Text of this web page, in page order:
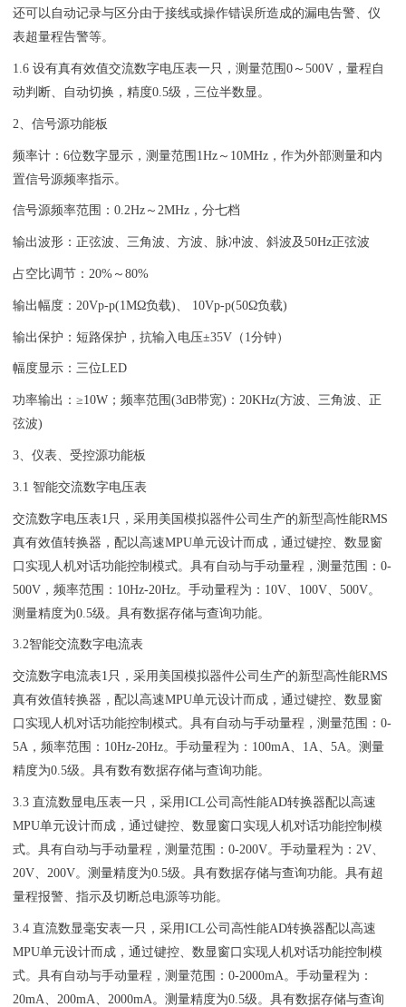
还可以自动记录与区分由于接线或操作错误所造成的漏电告警、仪
表超量程告警等。
1.6 设有真有效值交流数字电压表一只，测量范围0～500V，量程自
动判断、自动切换，精度0.5级，三位半数显。
2、信号源功能板
频率计：6位数字显示，测量范围1Hz～10MHz，作为外部测量和内
置信号源频率指示。
信号源频率范围：0.2Hz～2MHz，分七档
输出波形：正弦波、三角波、方波、脉冲波、斜波及50Hz正弦波
占空比调节：20%～80%
输出幅度：20Vp-p(1MΩ负载)、 10Vp-p(50Ω负载)
输出保护：短路保护，抗输入电压±35V（1分钟）
幅度显示：三位LED
功率输出：≥10W；频率范围(3dB带宽)：20KHz(方波、三角波、正
弦波)
3、仪表、受控源功能板
3.1 智能交流数字电压表
交流数字电压表1只，采用美国模拟器件公司生产的新型高性能RMS
真有效值转换器，配以高速MPU单元设计而成，通过键控、数显窗
口实现人机对话功能控制模式。具有自动与手动量程，测量范围：0-
500V，频率范围：10Hz-20Hz。手动量程为：10V、100V、500V。
测量精度为0.5级。具有数据存储与查询功能。
3.2智能交流数字电流表
交流数字电流表1只，采用美国模拟器件公司生产的新型高性能RMS
真有效值转换器，配以高速MPU单元设计而成，通过键控、数显窗
口实现人机对话功能控制模式。具有自动与手动量程，测量范围：0-
5A，频率范围：10Hz-20Hz。手动量程为：100mA、1A、5A。测量
精度为0.5级。具有数有数据存储与查询功能。
3.3 直流数显电压表一只，采用ICL公司高性能AD转换器配以高速
MPU单元设计而成，通过键控、数显窗口实现人机对话功能控制模
式。具有自动与手动量程，测量范围：0-200V。手动量程为：2V、
20V、200V。测量精度为0.5级。具有数据存储与查询功能。具有超
量程报警、指示及切断总电源等功能。
3.4 直流数显毫安表一只，采用ICL公司高性能AD转换器配以高速
MPU单元设计而成，通过键控、数显窗口实现人机对话功能控制模
式。具有自动与手动量程，测量范围：0-2000mA。手动量程为：
20mA、200mA、2000mA。测量精度为0.5级。具有数据存储与查询